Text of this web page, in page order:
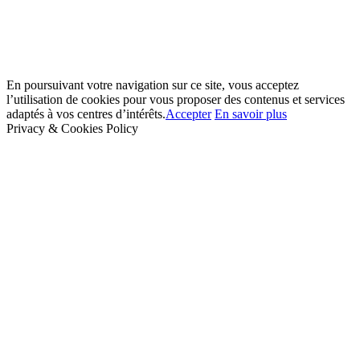
En poursuivant votre navigation sur ce site, vous acceptez
l’utilisation de cookies pour vous proposer des contenus et services
adaptés à vos centres d’intérêts.Accepter En savoir plus
Privacy & Cookies Policy